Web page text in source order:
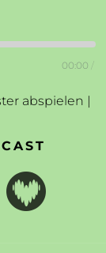
00:00 /
abspielen |